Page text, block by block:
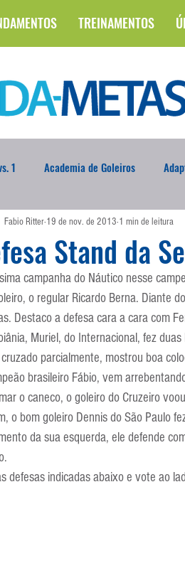
TREINAMENTOS
1 Academia de Goleiros
Blogoleiro da Semana Brasileirão
Copa do Mundo Curso
Equipamentos Escola Alemã
Escola Inglesa
Stand da
Fabio Ritter 19 de nov. de 2013 1 min de leitura
campanha do Náutico nesse
o regular Ricardo Berna. Diante
Destaco a defesa cara a cara com
Muriel, do Internacional, fez
parcialmente, mostrou boa
brasileiro Fábio, vem
o caneco, o goleiro do Cruzeiro
o bom goleiro Dennis do São Paulo
da sua esquerda, ele defende
defesas indicadas abaixo e vote ao